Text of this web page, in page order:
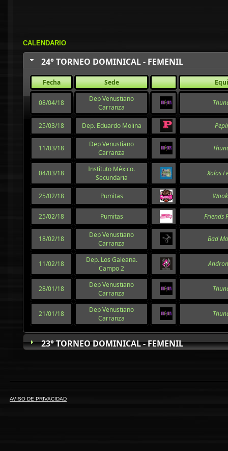
CALENDARIO
24° TORNEO DOMINICAL - FEMENIL
Fecha Sede
08/04/18
Dep Venustiano
Carranza
25/03/18 Dep. Eduardo Molina
11/03/18
Dep Venustiano
Carranza
04/03/18
Instituto México.
Secundaria
Xolos
25/02/18 Pumitas
25/02/18 Pumitas Friends
18/02/18
Dep Venustiano
Carranza
Bad
11/02/18
Dep. Los Galeana.
Campo 2
28/01/18
Dep Venustiano
Carranza
21/01/18
Dep Venustiano
Carranza
23° TORNEO DOMINICAL - FEMENIL
AVISO DE PRIVACIDAD